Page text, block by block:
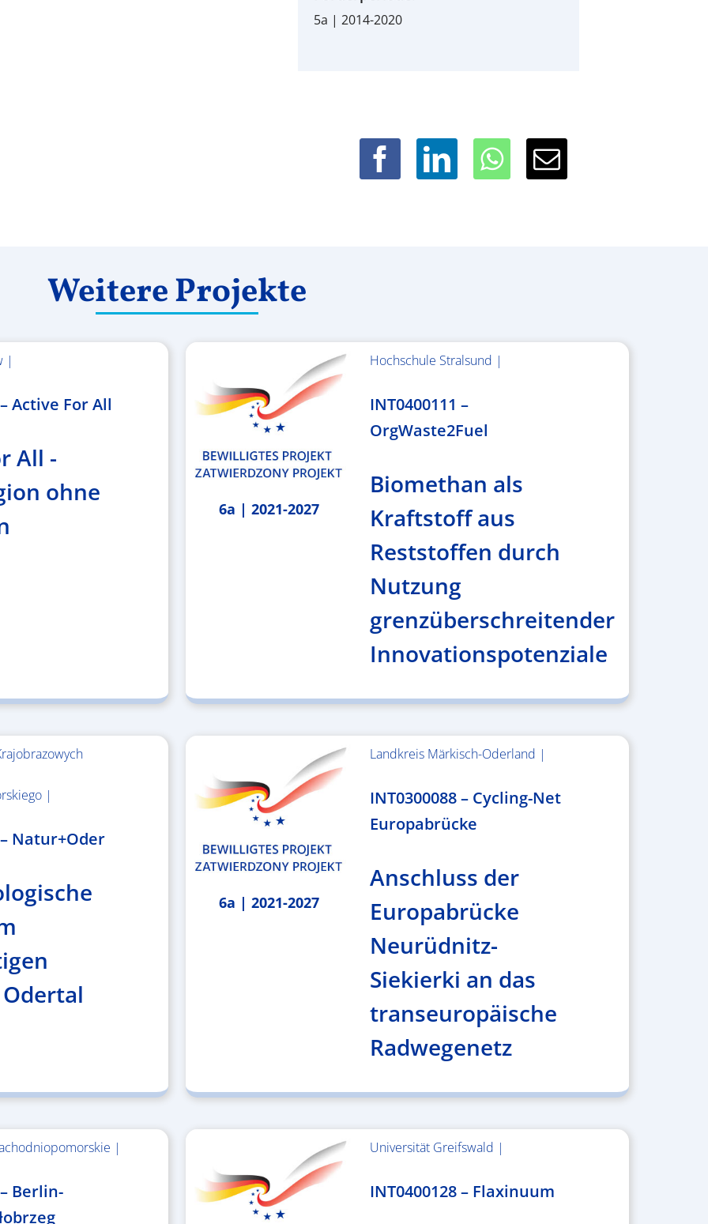
5a | 2014-2020
Weitere Projekte
|
Active For All
All -
ohne
6a | 2021-2027
Hochschule Stralsund |
INT0400111 –
OrgWaste2Fuel
Biomethan als
Kraftstoff aus
Reststoffen durch
Nutzung
grenzüberschreitender
Innovationspotenziale
|
Natur+Oder
6a | 2021-2027
Landkreis Märkisch-Oderland |
INT0300088 – Cycling-Net
Europabrücke
Anschluss der
Europabrücke
Neurüdnitz-
Siekierki an das
transeuropäische
Radwegenetz
|
Berlin-
Universität Greifswald |
INT0400128 – Flaxinuum